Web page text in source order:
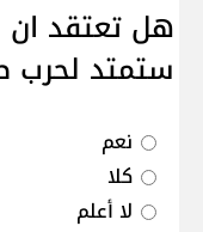
هل تعتقد ان
ستمتد لحرب
نعم
كلا
لا أعلم